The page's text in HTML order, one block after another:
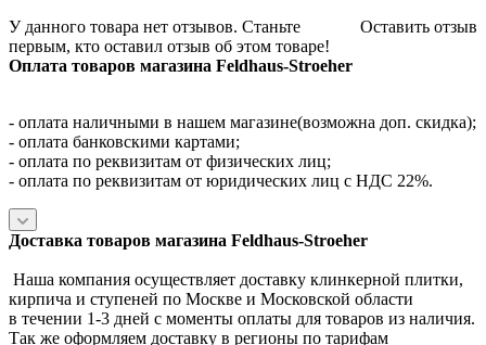
Оставить отзыв
У данного товара нет отзывов. Станьте
первым, кто оставил отзыв об этом товаре!
Оплата товаров магазина Feldhaus-Stroeher
- оплата наличными в нашем магазине(возможна доп. скидка);
- оплата банковскими картами;
- оплата по реквизитам от физических лиц;
- оплата по реквизитам от юридических лиц с НДС 22%.
Доставка товаров магазина Feldhaus-Stroeher
Наша компания осуществляет доставку клинкерной плитки,
кирпича и ступеней по Москве и Московской области
в течении 1-3 дней с моменты оплаты для товаров из наличия.
Так же оформляем доставку в регионы по тарифам